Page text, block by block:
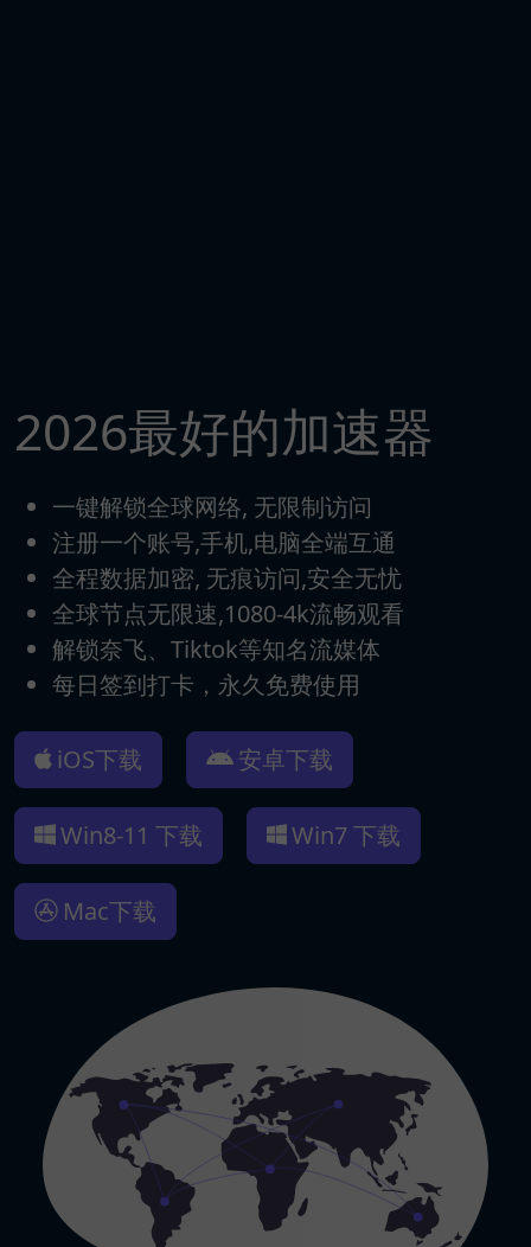
2026最好的加速器
一键解锁全球网络, 无限制访问
注册一个账号,手机,电脑全端互通
全程数据加密, 无痕访问,安全无忧
全球节点无限速,1080-4k流畅观看
解锁奈飞、Tiktok等知名流媒体
每日签到打卡，永久免费使用
iOS下载 安卓下载
Win8-11 下载 Win7 下载
Mac下载